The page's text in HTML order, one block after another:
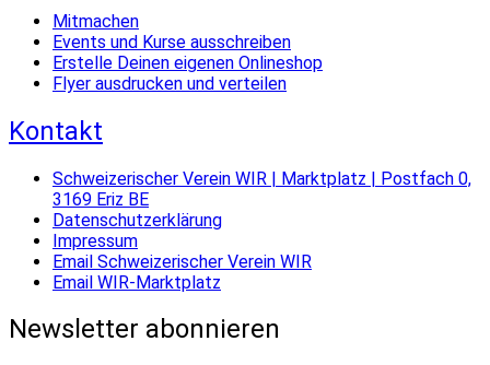
Mitmachen
Events und Kurse ausschreiben
Erstelle Deinen eigenen Onlineshop
Flyer ausdrucken und verteilen
Kontakt
Schweizerischer Verein WIR | Marktplatz | Postfach 0,
3169 Eriz BE
Datenschutzerklärung
Impressum
Email Schweizerischer Verein WIR
Email WIR-Marktplatz
Newsletter abonnieren